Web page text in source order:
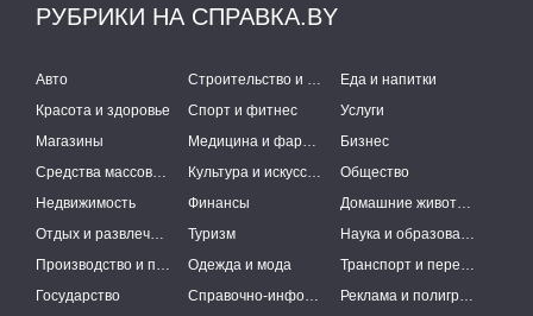
РУБРИКИ НА СПРАВКА.BY
Авто Строительство и ремонт
Еда и напитки
Красота и здоровье
Спорт и фитнес
Услуги
Магазины
Медицина и фармацевтика
Бизнес
Средства массовой информации
Культура и искусство
Общество
Недвижимость
Финансы
Домашние животные
Отдых и развлечения
Туризм
Наука и образование
Производство и поставки
Одежда и мода
Транспорт и перевозки
Государство
Справочно-информационные системы Реклама и полиграфия